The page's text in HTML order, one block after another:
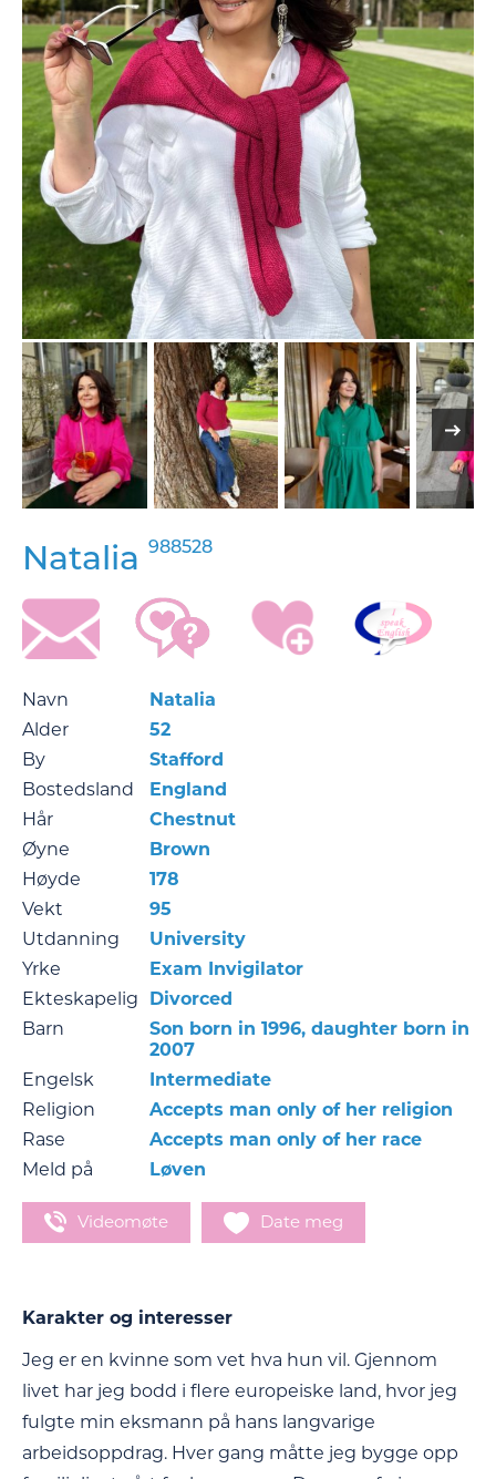
Natalia 988528
Navn
Natalia
Alder
52
By
Stafford
Bostedsland
England
Hår
Chestnut
Øyne
Brown
Høyde
178
Vekt
95
Utdanning
University
Yrke
Exam Invigilator
Ekteskapelig
Divorced
Barn
Son born in 1996, daughter born in
2007
Engelsk
Intermediate
Religion
Accepts man only of her religion
Rase
Accepts man only of her race
Meld på
Løven
Videomøte Date meg
Karakter og interesser
Jeg er en kvinne som vet hva hun vil. Gjennom
livet har jeg bodd i flere europeiske land, hvor jeg
fulgte min eksmann på hans langvarige
arbeidsoppdrag. Hver gang måtte jeg bygge opp